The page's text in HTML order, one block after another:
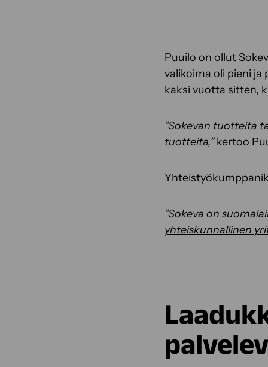
Puuilo on ollut
valikoima oli pieni
kaksi vuotta sitten,
”Sokevan tuotteita
tuotteita,”kertoo
”Sokeva on
yhteiskunnallinen